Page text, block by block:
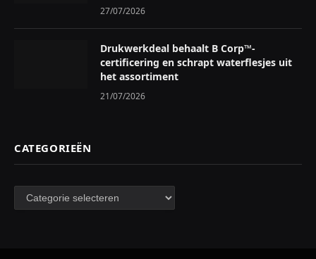
27/07/2026
Drukwerkdeal behaalt B Corp™-
certificering en schrapt waterflesjes uit
het assortiment
21/07/2026
CATEGORIEËN
Categorieën